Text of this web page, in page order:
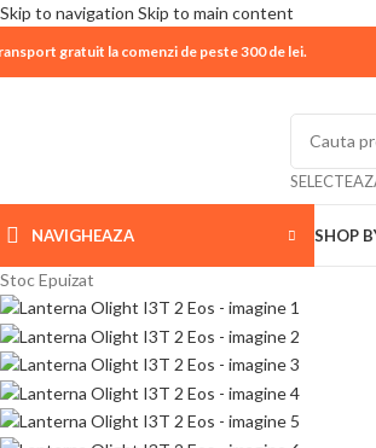
Skip to navigation Skip to main content
| 📦 Program livrari|In perioada
gratuit la comenzi de peste 300 de lei.
NAVIGHEAZA SHOP
Stoc Epuizat